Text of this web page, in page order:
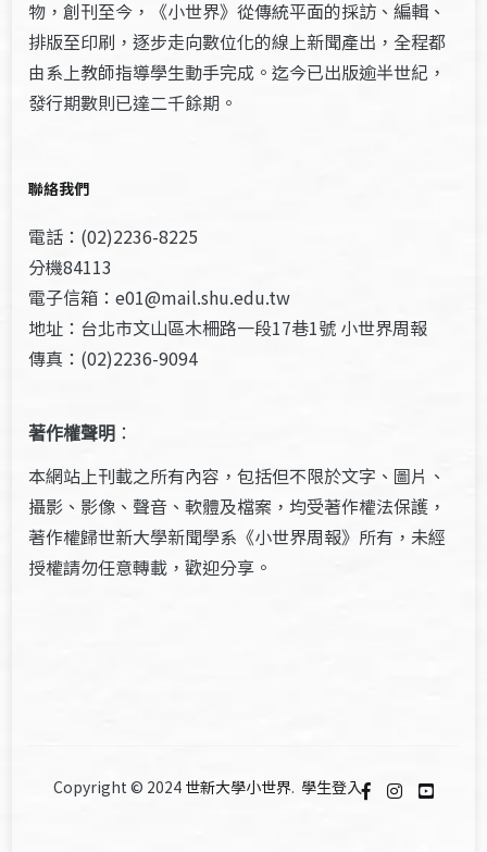
物，創刊至今，《小世界》從傳統平面的採訪、編輯、
排版至印刷，逐步走向數位化的線上新聞產出，全程都
由系上教師指導學生動手完成。迄今已出版逾半世紀，
發行期數則已達二千餘期。
聯絡我們
電話：(02)2236-8225
分機84113
電子信箱：e01@mail.shu.edu.tw
地址：台北市文山區木柵路一段17巷1號 小世界周報
傳真：(02)2236-9094
著作權聲明 ：
本網站上刊載之所有內容，包括但不限於文字、圖片、
攝影、影像、聲音、軟體及檔案，均受著作權法保護，
著作權歸世新大學新聞學系《小世界周報》所有，未經
授權請勿任意轉載，歡迎分享。
Copyright © 2024 世新大學小世界. 學生登入